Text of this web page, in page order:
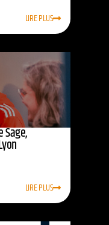
LIRE PLUS
Sage,
LIRE PLUS